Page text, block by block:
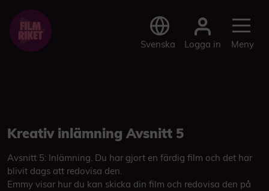
Svenska Logga in Meny
Kreativ inlämning Avsnitt 5
Avsnitt 5: Inlämning. Du har gjort en färdig film och det har
blivit dags att redovisa den.
Emmy visar hur du kan skicka din film och redovisa den på